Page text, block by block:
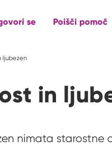
se Poišči pomoč
ljubezen
in
nimata starostne